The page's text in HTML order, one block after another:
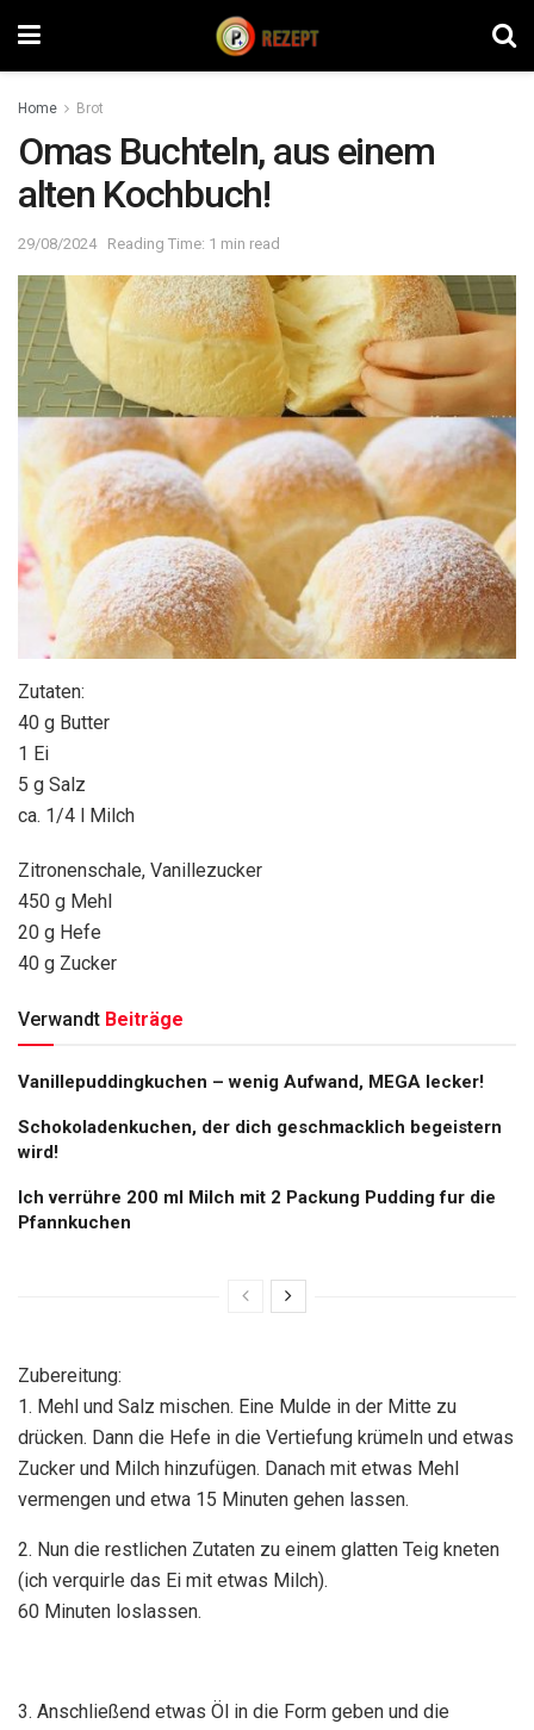
Home Brot
Omas Buchteln, aus einem
alten Kochbuch!
29/08/2024 Reading Time: 1 min read
Zutaten:
40 g Butter
1 Ei
5 g Salz
ca. 1/4 l Milch
Zitronenschale, Vanillezucker
450 g Mehl
20 g Hefe
40 g Zucker
Verwandt Beiträge
Vanillepuddingkuchen – wenig Aufwand, MEGA lecker!
Schokoladenkuchen, der dich geschmacklich begeistern
wird!
Ich verrühre 200 ml Milch mit 2 Packung Pudding fur die
Pfannkuchen
Zubereitung:
1. Mehl und Salz mischen. Eine Mulde in der Mitte zu
drücken. Dann die Hefe in die Vertiefung krümeln und etwas
Zucker und Milch hinzufügen. Danach mit etwas Mehl
vermengen und etwa 15 Minuten gehen lassen.
2. Nun die restlichen Zutaten zu einem glatten Teig kneten
(ich verquirle das Ei mit etwas Milch).
60 Minuten loslassen.
3. Anschließend etwas Öl in die Form geben und die